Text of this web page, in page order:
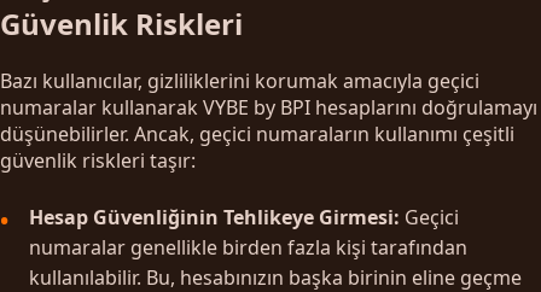
Güvenlik Riskleri
Bazı kullanıcılar, gizliliklerini korumak amacıyla geçici
numaralar kullanarak VYBE by BPI hesaplarını doğrulamayı
düşünebilirler. Ancak, geçici numaraların kullanımı çeşitli
güvenlik riskleri taşır:
Hesap Güvenliğinin Tehlikeye Girmesi: Geçici
numaralar genellikle birden fazla kişi tarafından
kullanılabilir. Bu, hesabınızın başka birinin eline geçme